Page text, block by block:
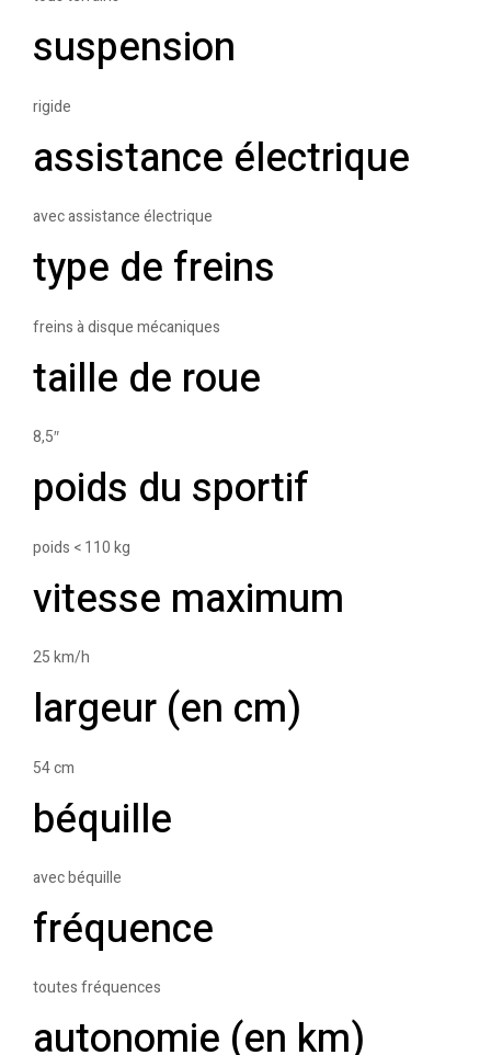
suspension
rigide
assistance électrique
avec assistance électrique
type de freins
freins à disque mécaniques
taille de roue
8,5″
poids du sportif
poids < 110 kg
vitesse maximum
25 km/h
largeur (en cm)
54 cm
béquille
avec béquille
fréquence
toutes fréquences
autonomie (en km)